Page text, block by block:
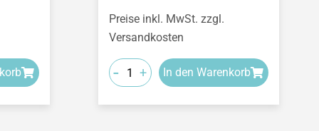
Preise inkl. MwSt. zzgl.
Versandkosten
- + In den Warenkorb